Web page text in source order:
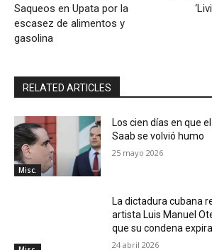
Saqueos en Upata por la
escasez de alimentos y
gasolina
RELATED ARTICLES
Misc.
Los cien días en que
Saab se volvió humo
25 mayo 2026
La dictadura cubana
artista Luis Manuel
que su condena
24 abril 2026